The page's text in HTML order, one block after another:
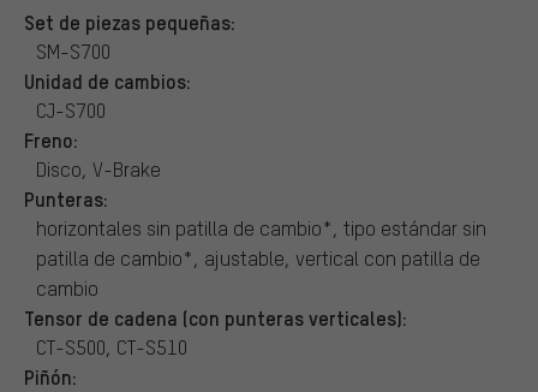
Set de piezas pequeñas:
SM-S700
Unidad de cambios:
CJ-S700
Freno:
Disco, V-Brake
Punteras:
horizontales sin patilla de cambio*, tipo estándar sin
patilla de cambio*, ajustable, vertical con patilla de
cambio
Tensor de cadena (con punteras verticales):
CT-S500, CT-S510
Piñón: